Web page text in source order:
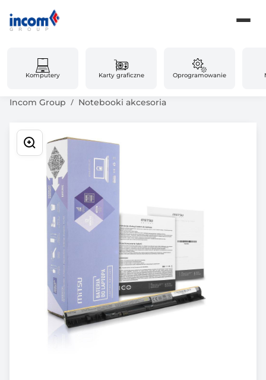
Komputery Karty graficzne Oprogramowanie
Incom Group Notebooki akcesoria